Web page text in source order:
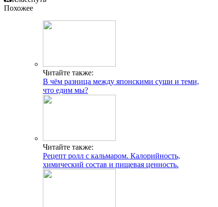
Похожее
Читайте также:
В чём разница между японскими суши и теми,
что едим мы?
Читайте также:
Рецепт ролл с кальмаром. Калорийность,
химический состав и пищевая ценность.